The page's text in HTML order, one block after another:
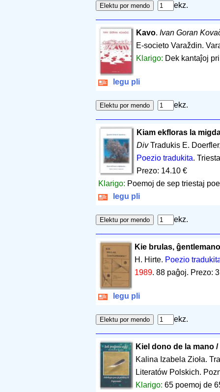
ekz.
Kavo. Ivan Goran
E-societo Varaždin.
Klarigo: Dek kantaĵoj
legu pli
ekz.
Kiam ekfloras la
DivTradukis E.
Poezio tradukita.
Prezo: 14.10 €
Klarigo: Poemoj de sep triestaj
legu pli
ekz.
Kie brulas,
H. Hirte. Poezio
1989.88 paĝoj. Prezo:
legu pli
ekz.
Kiel dono de la mano
Kalina Izabela Zioła.
Literatów Polskich.
Klarigo: 65 poemoj de